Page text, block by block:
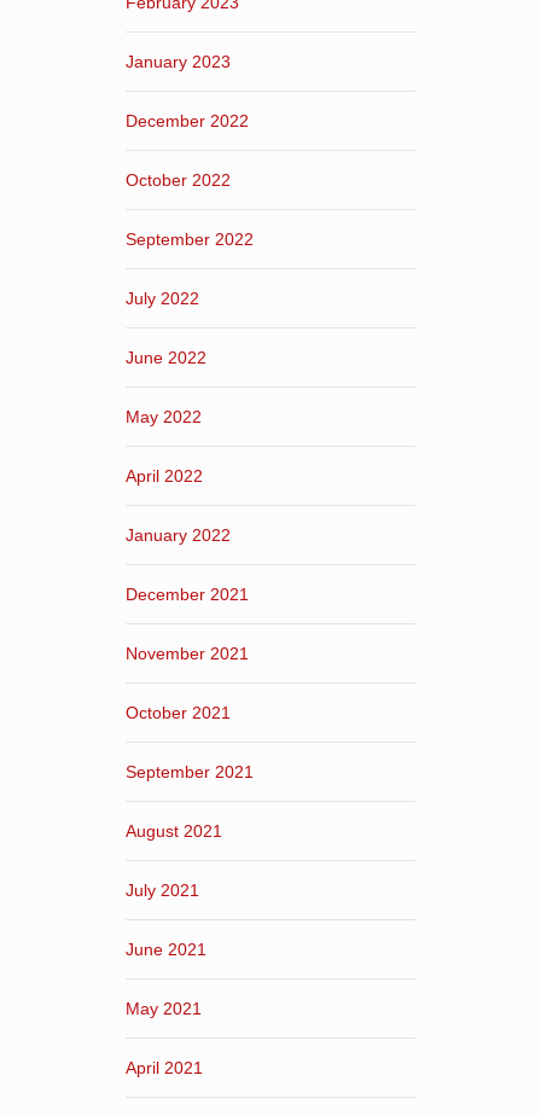
January 2023
December 2022
October 2022
September 2022
July 2022
June 2022
May 2022
April 2022
January 2022
December 2021
November 2021
October 2021
September 2021
August 2021
July 2021
June 2021
May 2021
April 2021